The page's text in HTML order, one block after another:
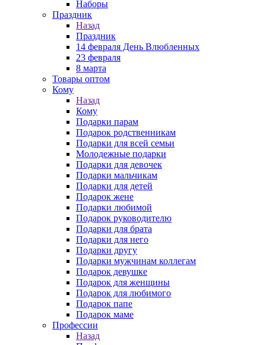
Наборы
Праздник
Назад
Праздник
14 февраля День Влюбленных
23 февраля
8 марта
Товары оптом
Кому
Назад
Кому
Подарки парам
Подарок родственникам
Подарки для всей семьи
Молодежные подарки
Подарки для девочек
Подарки мальчикам
Подарки для детей
Подарок жене
Подарки любимой
Подарок руководителю
Подарки для брата
Подарки для него
Подарки другу
Подарки мужчинам коллегам
Подарок девушке
Подарок для женщины
Подарок для любимого
Подарок папе
Подарок маме
Профессии
Назад